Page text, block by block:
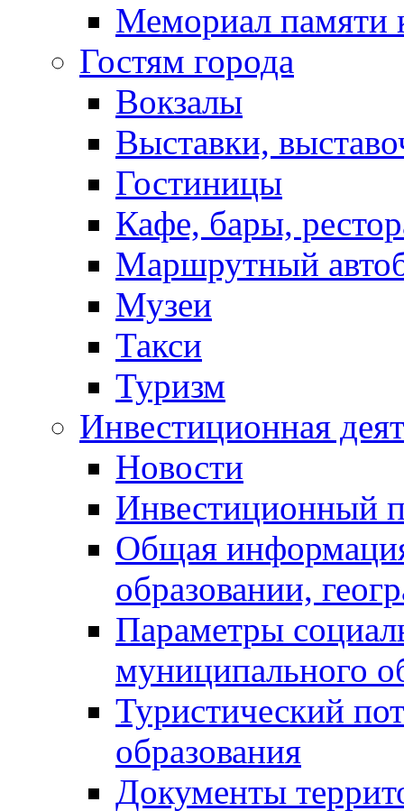
Мемориал памяти
Гостям города
Вокзалы
Выставки,
Гостиницы
Кафе, бары,
Маршрутный
Музеи
Такси
Туризм
Инвестиционная
Новости
Инвестиционный
Общая
образовании,
Параметры
муниципального
Туристический
образования
Документы